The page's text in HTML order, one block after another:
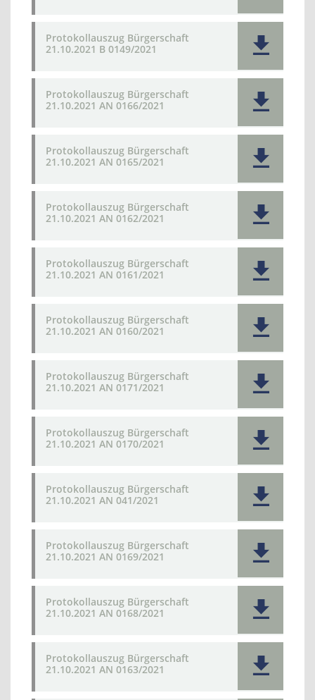
Protokollauszug Bürgerschaft
21.10.2021 B 0149/2021
Protokollauszug Bürgerschaft
21.10.2021 AN 0166/2021
Protokollauszug Bürgerschaft
21.10.2021 AN 0165/2021
Protokollauszug Bürgerschaft
21.10.2021 AN 0162/2021
Protokollauszug Bürgerschaft
21.10.2021 AN 0161/2021
Protokollauszug Bürgerschaft
21.10.2021 AN 0160/2021
Protokollauszug Bürgerschaft
21.10.2021 AN 0171/2021
Protokollauszug Bürgerschaft
21.10.2021 AN 0170/2021
Protokollauszug Bürgerschaft
21.10.2021 AN 041/2021
Protokollauszug Bürgerschaft
21.10.2021 AN 0169/2021
Protokollauszug Bürgerschaft
21.10.2021 AN 0168/2021
Protokollauszug Bürgerschaft
21.10.2021 AN 0163/2021